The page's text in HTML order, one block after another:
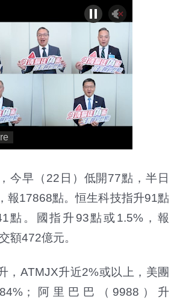
今早（22日）低開77點，半日
報17868點。恒生科技指升91點
點。國指升93點或1.5%，報
額472億元。
，ATMJX升近2%或以上，美團
；阿里巴巴（9988）升